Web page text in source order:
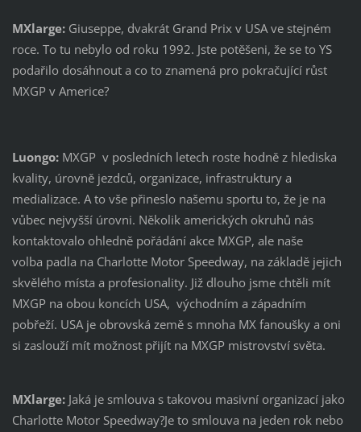
MXlarge:Giuseppe, dvakrát Grand Prix v USA ve stejném
roce. To tu nebylo od roku 1992. Jste potěšeni, že se to YS
podařilo dosáhnout a co to znamená pro pokračující růst
MXGP v Americe?
Luongo:MXGP v posledních letech roste hodně z hlediska
kvality, úrovně jezdců, organizace, infrastruktury a
medializace. A to vše přineslo našemu sportu to, že je na
vůbec nejvyšší úrovni. Několik amerických okruhů nás
kontaktovalo ohledně pořádání akce MXGP, ale naše
volba padla na Charlotte Motor Speedway, na základě jejich
skvělého místa a profesionality. Již dlouho jsme chtěli mít
MXGP na obou koncích USA, východním a západním
pobřeží. USA je obrovská země s mnoha MX fanoušky a oni
si zaslouží mít možnost přijít na MXGP mistrovství světa.
MXlarge:Jaká je smlouva s takovou masivní organizací jako
Charlotte Motor Speedway?Je to smlouva na jeden rok nebo